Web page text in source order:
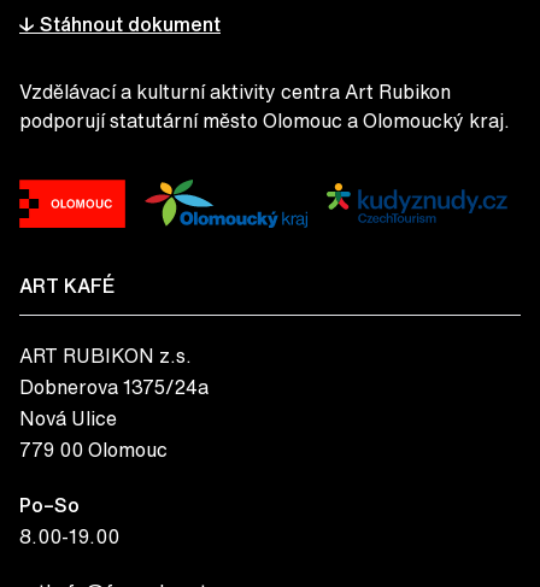
↓ Stáhnout dokument
Vzdělávací a kulturní aktivity centra Art Rubikon
podporují statutární město Olomouc a Olomoucký kraj.
ART KAFÉ
ART RUBIKON z.s.
Dobnerova 1375/24a
Nová Ulice
779 00 Olomouc
Po–So
8.00-19.00